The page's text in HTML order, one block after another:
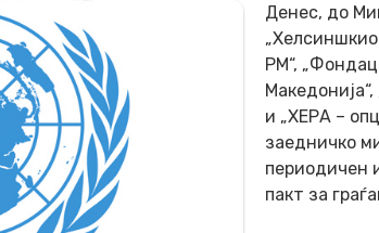
Денес, до
РМ“,
и „ХЕРА –
заедничко
периодичен
пакт за